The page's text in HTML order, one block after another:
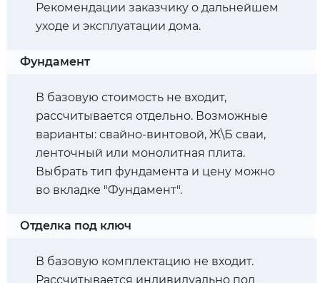
Рекомендации заказчику о дальнейшем
уходе и эксплуатации дома.
Фундамент
В базовую стоимость не входит,
рассчитывается отдельно. Возможные
варианты: свайно-винтовой, Ж\Б сваи,
ленточный или монолитная плита.
Выбрать тип фундамента и цену можно
во вкладке "Фундамент".
Отделка под ключ
В базовую комплектацию не входит.
Рассчитывается индивидуально под